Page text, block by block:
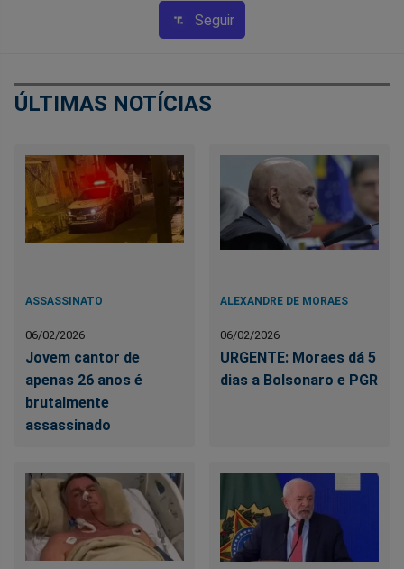
Seguir
ÚLTIMAS NOTÍCIAS
ASSASSINATO
06/02/2026
Jovem cantor de
apenas 26 anos é
brutalmente
assassinado
ALEXANDRE DE MORAES
06/02/2026
URGENTE: Moraes dá 5
dias a Bolsonaro e PGR